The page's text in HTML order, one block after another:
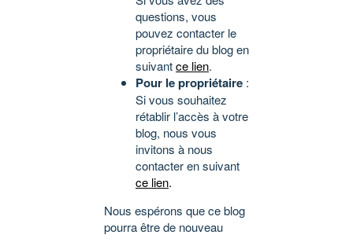
questions, vous
pouvez contacter le
propriétaire du blog en
suivantce lien.
Pour le propriétaire :
Si vous souhaitez
rétablir l’accès à votre
blog, nous vous
invitons à nous
contacter en suivant
ce lien.
Nous espérons que ce blog
pourra être de nouveau